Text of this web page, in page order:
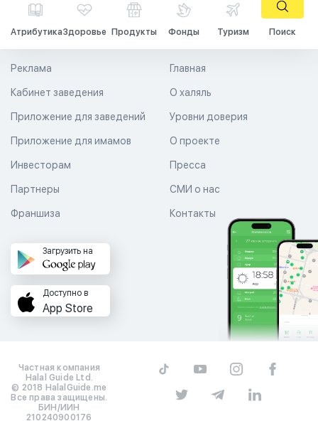
АтрибутикаЗдоровье Продукты Фонды Туризм Поиск
Главная
О халяль
Уровни доверия
Реклама
Кабинет заведения
Приложение для заведений
Приложение для имамов О проекте
Пресса
СМИ о нас
Контакты
Инвесторам
Партнеры
Франшиза
Загрузить на
Доступно в
App Store
Частная компания
Halal Guide Ltd.
© 2018 HalalGuide.me
Все права защищены.
БИН/ИИН
210240900176